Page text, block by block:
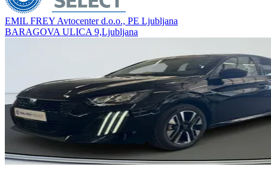
EMIL FREY Avtocenter d.o.o., PE Ljubljana
BARAGOVA ULICA 9,Ljubljana